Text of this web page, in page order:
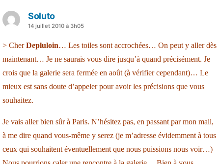
Soluto
a
dit :
14 juillet 2010 à 3h05
> CherDepluloin… Les toiles sont accrochées… On peut y aller dès
maintenant… Je ne saurais vous dire jusqu’à quand précisément. Je
crois que la galerie sera fermée en août (à vérifier cependant)… Le
mieux est sans doute d’appeler pour avoir les précisions que vous
souhaitez.
Je vais aller bien sûr à Paris. N’hésitez pas, en passant par mon mail,
à me dire quand vous-même y serez (je m’adresse évidemment à tous
ceux qui souhaitent éventuellement que nous puissions nous voir…)